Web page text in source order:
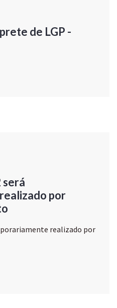
de LGP -
por
realizado por